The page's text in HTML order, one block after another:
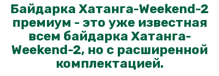
Байдарка Хатанга-Weekend-2
премиум - это уже известная
всем байдарка Хатанга-
Weekend-2, но с расширенной
комплектацией.